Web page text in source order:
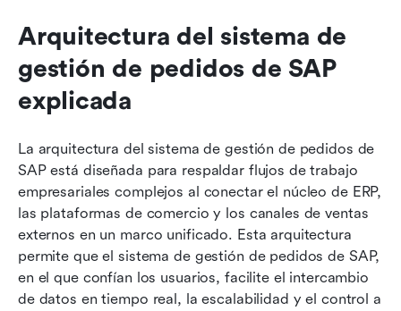
Arquitectura del sistema de
gestión de pedidos de SAP
explicada
La arquitectura del sistema de gestión de pedidos de
SAP está diseñada para respaldar flujos de trabajo
empresariales complejos al conectar el núcleo de ERP,
las plataformas de comercio y los canales de ventas
externos en un marco unificado. Esta arquitectura
permite que el sistema de gestión de pedidos de SAP,
en el que confían los usuarios, facilite el intercambio
de datos en tiempo real, la escalabilidad y el control a